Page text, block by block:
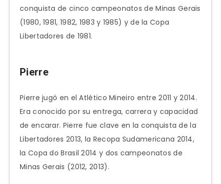
conquista de cinco campeonatos de Minas Gerais
(1980, 1981, 1982, 1983 y 1985) y de la Copa
Libertadores de 1981.
Pierre
Pierre jugó en el Atlético Mineiro entre 2011 y 2014.
Era conocido por su entrega, carrera y capacidad
de encarar. Pierre fue clave en la conquista de la
Libertadores 2013, la Recopa Sudamericana 2014,
la Copa do Brasil 2014 y dos campeonatos de
Minas Gerais (2012, 2013).